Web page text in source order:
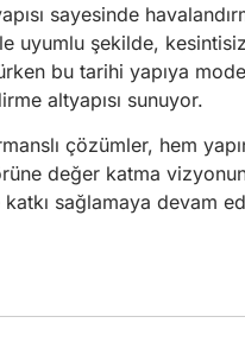
sayesinde
uyumlu şekilde,
bu tarihi yapıya
altyapısı sunuyor.
çözümler, hem
değer katma
sağlamaya devam